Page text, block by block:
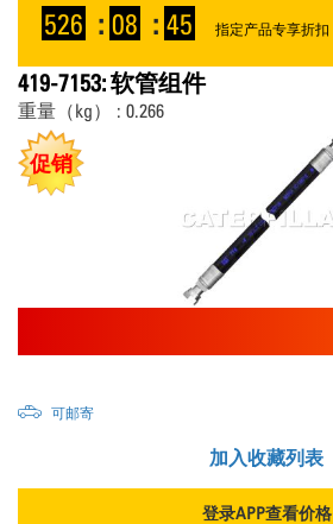
526 : 08 : 45 指定产品专享折扣
419-7153: 软管组件
重量（kg） : 0.266
促销
可邮寄
加入收藏列表
登录APP查看价格